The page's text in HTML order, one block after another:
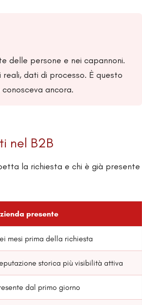
delle persone e nei capannoni.
dati di processo. È questo
ancora.
nel B2B
la richiesta e chi è già presente
presente
mesi prima della richiesta
storica più visibilità attiva
dal primo giorno